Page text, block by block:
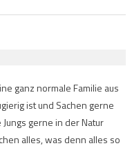
ganz normale Familie aus
ist und Sachen gerne
gerne in der Natur
alles, was denn alles so